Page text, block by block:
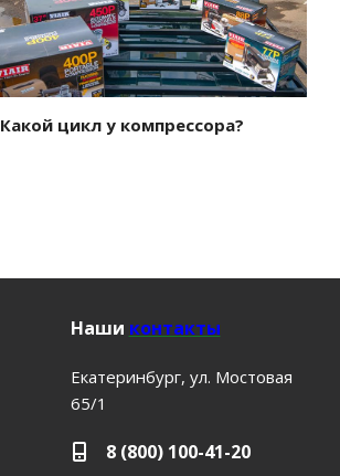
Какой цикл у компрессора?
Наши контакты
Екатеринбург, ул. Мостовая
65/1
8 (800) 100-41-20